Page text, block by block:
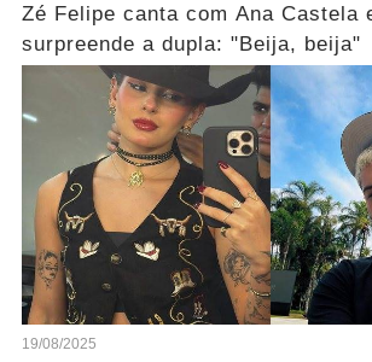
Zé Felipe canta com Ana Castela
surpreende a dupla: "Beija, beija"
19/08/2025